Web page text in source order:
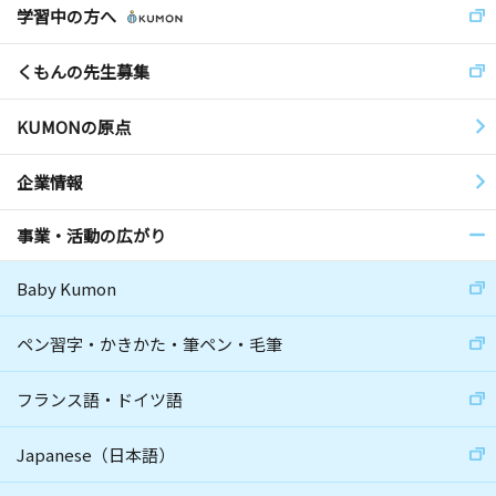
学習中の方へ
くもんの先生募集
KUMONの原点
企業情報
事業・活動の広がり
Baby Kumon
ペン習字・かきかた・筆ペン・毛筆
フランス語・ドイツ語
Japanese（日本語）